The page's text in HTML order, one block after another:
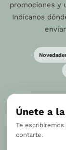
promociones y
Indícanos
Únete a
Te
contarte.